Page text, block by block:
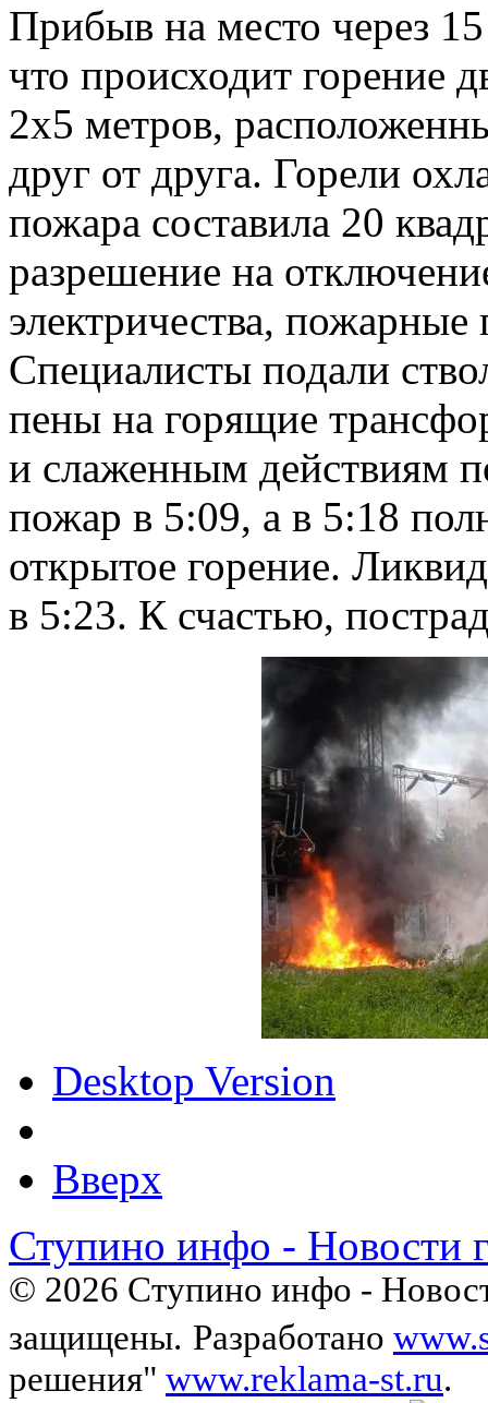
Прибыв на место через
что происходит горение
2х5 метров,
друг от друга. Горели
пожара составила 20
разрешение на
электричества,
Специалисты подали
пены на горящие
и слаженным действиям
пожар в 5:09, а в 5:18
открытое горение.
в 5:23. К счастью,
Desktop Version
Вверх
Ступино инфо - Новости
© 2026 Ступино инфо -
защищены. Разработано
решения" www.reklama-st.ru.